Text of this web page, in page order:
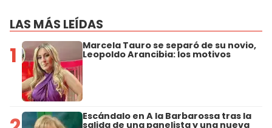
LAS MÁS LEÍDAS
1 Marcela Tauro se separó de su novio,
Leopoldo Arancibia: los motivos
Escándalo en A la Barbarossa tras la
salida de una panelista y una nueva